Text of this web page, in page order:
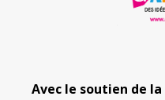
Avec le soutien de